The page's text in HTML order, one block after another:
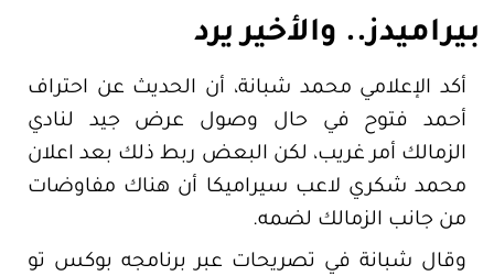
بيراميدز.. والأخير يرد
أكد الإعلامي محمد شبانة، أن الحديث عن احتراف
أحمد فتوح في حال وصول عرض جيد لنادي
الزمالك أمر غريب، لكن البعض ربط ذلك بعد اعلان
محمد شكري لاعب سيراميكا أن هناك مفاوضات
من جانب الزمالك لضمه.
وقال شبانة في تصريحات عبر برنامجه بوكس تو